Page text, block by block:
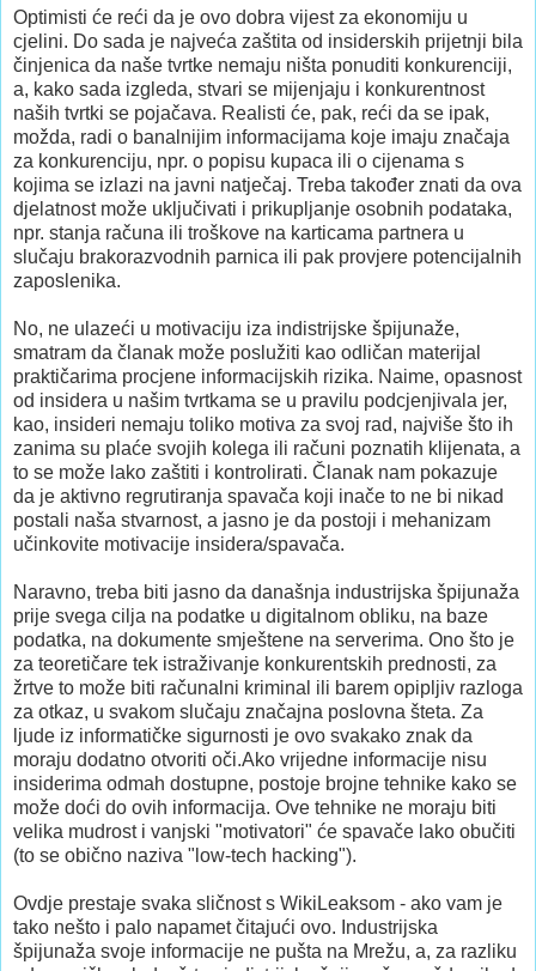
Optimisti će reći da je ovo dobra vijest za ekonomiju u
cjelini. Do sada je najveća zaštita od insiderskih prijetnji bila
činjenica da naše tvrtke nemaju ništa ponuditi konkurenciji,
a, kako sada izgleda, stvari se mijenjaju i konkurentnost
naših tvrtki se pojačava. Realisti će, pak, reći da se ipak,
možda, radi o banalnijim informacijama koje imaju značaja
za konkurenciju, npr. o popisu kupaca ili o cijenama s
kojima se izlazi na javni natječaj. Treba također znati da ova
djelatnost može uključivati i prikupljanje osobnih podataka,
npr. stanja računa ili troškove na karticama partnera u
slučaju brakorazvodnih parnica ili pak provjere potencijalnih
zaposlenika.
No, ne ulazeći u motivaciju iza indistrijske špijunaže,
smatram da članak može poslužiti kao odličan materijal
praktičarima procjene informacijskih rizika. Naime, opasnost
od insidera u našim tvrtkama se u pravilu podcjenjivala jer,
kao, insideri nemaju toliko motiva za svoj rad, najviše što ih
zanima su plaće svojih kolega ili računi poznatih klijenata, a
to se može lako zaštiti i kontrolirati. Članak nam pokazuje
da je aktivno regrutiranja spavača koji inače to ne bi nikad
postali naša stvarnost, a jasno je da postoji i mehanizam
učinkovite motivacije insidera/spavača.
Naravno, treba biti jasno da današnja industrijska špijunaža
prije svega cilja na podatke u digitalnom obliku, na baze
podatka, na dokumente smještene na serverima. Ono što je
za teoretičare tek istraživanje konkurentskih prednosti, za
žrtve to može biti računalni kriminal ili barem opipljiv razloga
za otkaz, u svakom slučaju značajna poslovna šteta. Za
ljude iz informatičke sigurnosti je ovo svakako znak da
moraju dodatno otvoriti oči.Ako vrijedne informacije nisu
insiderima odmah dostupne, postoje brojne tehnike kako se
može doći do ovih informacija. Ove tehnike ne moraju biti
velika mudrost i vanjski "motivatori" će spavače lako obučiti
(to se obično naziva "low-tech hacking").
Ovdje prestaje svaka sličnost s WikiLeaksom - ako vam je
tako nešto i palo napamet čitajući ovo. Industrijska
špijunaža svoje informacije ne pušta na Mrežu, a, za razliku